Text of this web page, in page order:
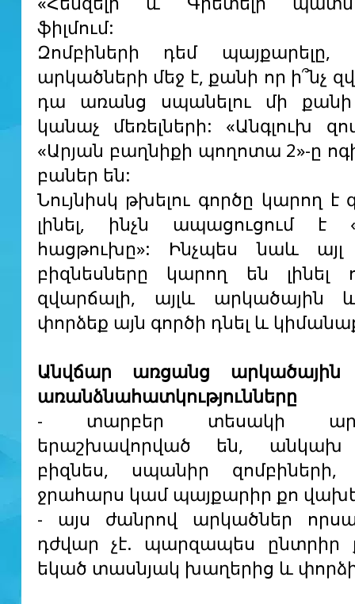
ֆիլմում:
Զոմբիների դեմ պայքարելը,
արկածների մեջ է, քանի որ ի՞նչ
դա առանց սպանելու մի քանի
կանաչ մեռելների: «Անգլուխ
«Արյան բաղնիքի պողոտա 2»-ը
բաներ են:
Նույնիսկ թխելու գործը կարող է
լինել, ինչն ապացուցում է
հացթուխը»: Ինչպես նաև
բիզնեսները կարող են լինել
զվարճալի, այլև արկածային
փորձեք այն գործի դնել և
Անվճար առցանց արկածային
առանձնահատկությունները
- տարբեր տեսակի
երաշխավորված են, անկախ
բիզնես, սպանիր զոմբիների,
ջրահարս կամ պայքարիր քո
- այս ժանրով արկածներ
դժվար չէ. պարզապես ընտրիր
եկած տասնյակ խաղերից և